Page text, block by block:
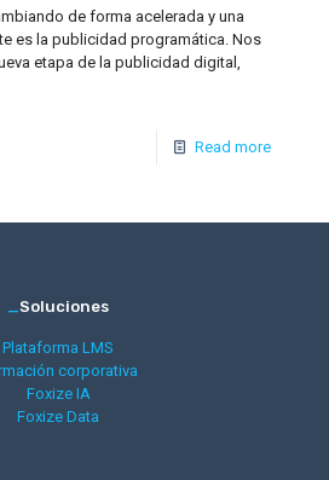
de forma acelerada y una
es la publicidad programática. Nos
etapa de la publicidad digital,
Read more
_Soluciones
Plataforma LMS
corporativa
Foxize IA
Foxize Data